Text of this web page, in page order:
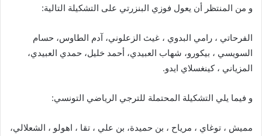
و من المنتظر أن يعول فوزي البنزرتي على التشكيلة التالية:
الفرحاتي ، رامي البدوي ، غيث الزعلوني، آدم الطاوس، حسام
السويسي ، بيكورو، شهاب العبيدي، أحمد خليل، حمدي العبيدي،
المزياني ، كينغسلاي ايدو.
و فيما يلي التشكيلة المحتملة للترجي الرياضي التونسي:
مميش ، توغاي ، مرياح ، بن حميدة، بن علي ، تقا ، اهولو ، الشعلالي،